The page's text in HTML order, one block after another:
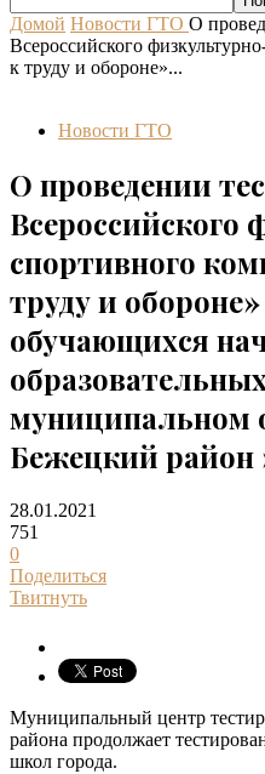
Домой Новости ГТО О
Всероссийского
к труду и обороне»...
Новости ГТО
О проведении
Всероссийского
спортивного
труду и
обучающихся
муниципальном
Бежецкий район
28.01.2021
751
0
Поделиться
Твитнуть
Муниципальный центр
района продолжает
школ города.